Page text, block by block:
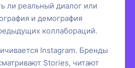
ли реальный диалог или
и демография
коллабораций.
Instagram. Бренды
Stories, читают